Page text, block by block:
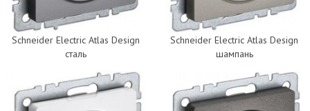
Schneider Electric Atlas Design
сталь
Schneider Electric Atlas Design
шампань